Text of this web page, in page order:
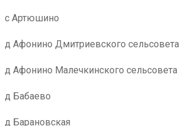
с Артюшино
д Афонино Дмитриевского сельсовета
д Афонино Малечкинского сельсовета
д Бабаево
д Барановская